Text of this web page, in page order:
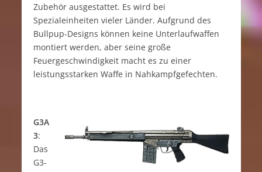
Zubehör ausgestattet. Es wird bei
Spezialeinheiten vieler Länder. Aufgrund des
Bullpup-Designs können keine Unterlaufwaffen
montiert werden, aber seine große
Feuergeschwindigkeit macht es zu einer
leistungsstarken Waffe in Nahkampfgefechten.
G3A
3:
Das
G3-